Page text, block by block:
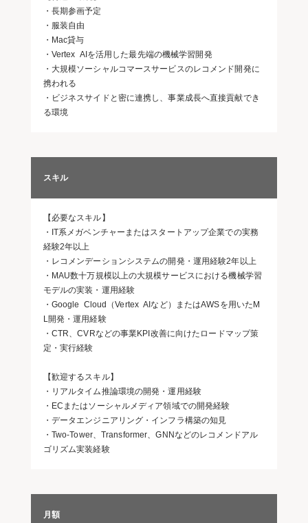
・長期参画予定
・服装自由
・Mac貸与
・Vertex AIを活用した最先端の機械学習開発
・大規模ソーシャルコマースサービスのレコメンド開発に
携われる
・ビジネスサイドと密に連携し、事業成長へ直接貢献でき
る環境
スキル
【必要なスキル】
・IT系メガベンチャーまたはスタートアップ企業での実務
経験2年以上
・レコメンデーションシステムの開発・運用経験2年以上
・MAU数十万規模以上の大規模サービスにおける機械学習
モデルの実装・運用経験
・Google Cloud（Vertex AIなど）またはAWSを用いたM
L開発・運用経験
・CTR、CVRなどの事業KPI改善に向けたロードマップ策
定・実行経験
【歓迎するスキル】
・リアルタイム推論環境の開発・運用経験
・ECまたはソーシャルメディア領域での開発経験
・データエンジニアリング・インフラ構築の知見
・Two-Tower、Transformer、GNNなどのレコメンドアル
ゴリズム実装経験
月額